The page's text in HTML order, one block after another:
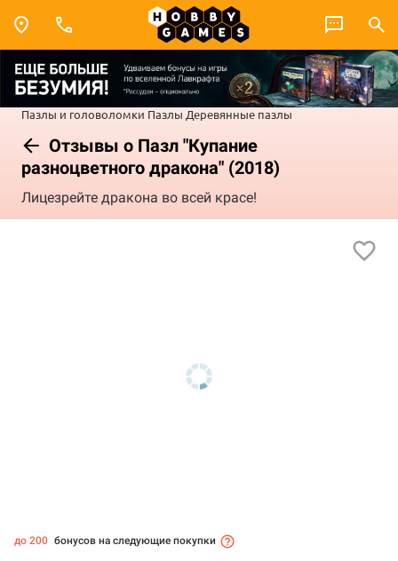
Пазлы и головоломки Пазлы Деревянные пазлы
Отзывы о Пазл "Купание
разноцветного дракона" (2018)
Лицезрейте дракона во всей красе!
до 200 бонусов на следующие покупки